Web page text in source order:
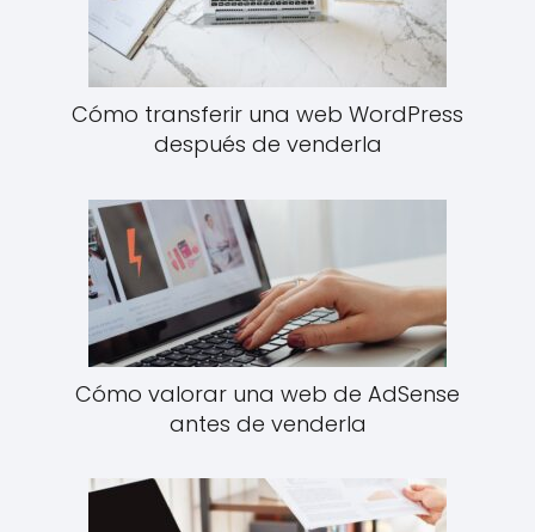
Cómo transferir una web WordPress
después de venderla
Cómo valorar una web de AdSense
antes de venderla